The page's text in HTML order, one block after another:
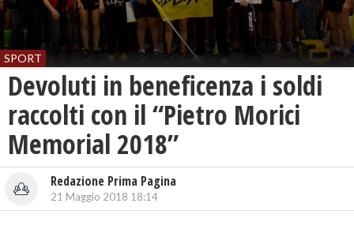
SPORT
Devoluti in beneficenza i soldi
raccolti con il “Pietro Morici
Memorial 2018”
Redazione Prima Pagina
21 Maggio 2018 18:14